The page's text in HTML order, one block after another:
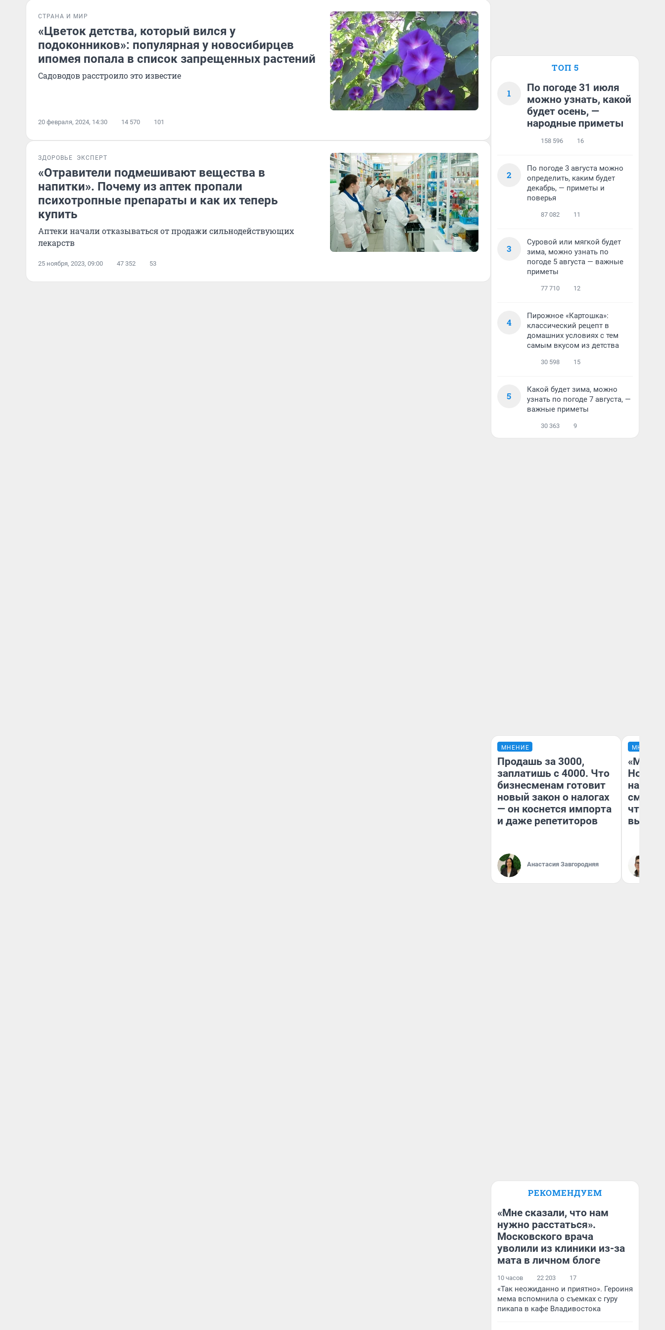
СТРАНА И МИР
«Цветок детства, который вился у
подоконников»: популярная у новосибирцев
ипомея попала в список запрещенных растений
Садоводов расстроило это известие
20 февраля, 2024, 14:30 14 570 101
ЗДОРОВЬЕ ЭКСПЕРТ
«Отравители подмешивают вещества в
напитки». Почему из аптек пропали
психотропные препараты и как их теперь
купить
Аптеки начали отказываться от продажи сильнодействующих
лекарств
25 ноября, 2023, 09:00 47 352 53
ТОП 5
1
По погоде 31 июля
можно узнать, какой
будет осень, —
народные приметы
158 596 16
2
По погоде 3 августа можно
определить, каким будет
декабрь, — приметы и
поверья
87 082 11
3
Суровой или мягкой будет
зима, можно узнать по
погоде 5 августа — важные
приметы
77 710 12
4
Пирожное «Картошка»:
классический рецепт в
домашних условиях с тем
самым вкусом из детства
30 598 15
5
Какой будет зима, можно
узнать по погоде 7 августа, —
важные приметы
30 363 9
МНЕНИЕ
Продашь за 3000,
заплатишь с 4000. Что
бизнесменам готовит
новый закон о налогах
— он коснется импорта
и даже репетиторов
Анастасия Завгородняя
МНЕНИЕ
«Мы
чтобы
РЕКОМЕНДУЕМ
«Мне сказали, что нам
нужно расстаться».
Московского врача
уволили из клиники из-за
мата в личном блоге
10 часов 22 203 17
«Так неожиданно и приятно». Героиня
мема вспомнила о съемках с гуру
пикапа в кафе Владивостока